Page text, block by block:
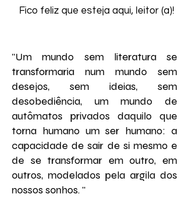
"Um mundo sem literatura se
transformaria num mundo sem
desejos, sem ideias, sem
desobediência, um mundo de
autômatos privados daquilo que
torna humano um ser humano: a
capacidade de sair de si mesmo e
de se transformar em outro, em
outros, modelados pela argila dos
nossos sonhos. " ​
Fico feliz que esteja aqui, leitor (a)!